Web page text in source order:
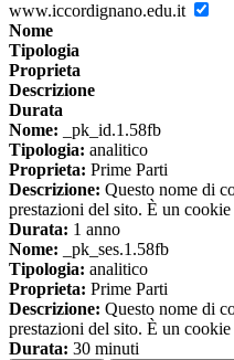
www.iccordignano.edu.it
Nome
Tipologia
Proprieta
Descrizione
Durata
Nome: _pk_id.1.58fb
Tipologia: analitico
Proprieta: Prime Parti
Descrizione: Questo nome di
prestazioni del sito. È un
Durata: 1 anno
Nome: _pk_ses.1.58fb
Tipologia: analitico
Proprieta: Prime Parti
Descrizione: Questo nome di
prestazioni del sito. È un
Durata: 30 minuti